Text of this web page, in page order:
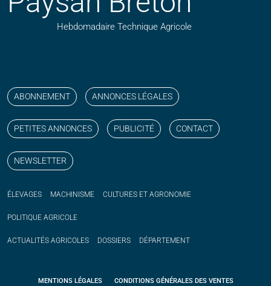
Hebdomadaire Technique Agricole
ABONNEMENT ANNONCES LÉGALES
PETITES ANNONCES PUBLICITÉ CONTACT
NEWSLETTER
ÉLEVAGES MACHINISME CULTURES ET AGRONOMIE
POLITIQUE AGRICOLE
ACTUALITÉS AGRICOLES DOSSIERS DÉPARTEMENT
MENTIONS LÉGALES
CONDITIONS GÉNÉRALES DES VENTES